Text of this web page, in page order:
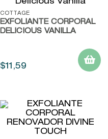
COTTAGE
EXFOLIANTE CORPORAL
DELICIOUS VANILLA
$11 ,59